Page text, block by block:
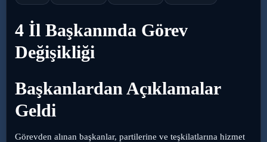
4 İl Başkanında Görev
Değişikliği
Başkanlardan Açıklamalar
Geldi
Görevden alınan başkanlar, partilerine ve teşkilatlarına hizmet